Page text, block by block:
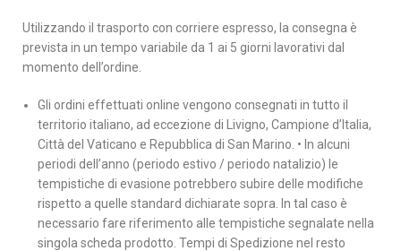
Utilizzando il trasporto con corriere espresso, la consegna è
prevista in un tempo variabile da 1 ai 5 giorni lavorativi dal
momento dell’ordine.
Gli ordini effettuati online vengono consegnati in tutto il
territorio italiano, ad eccezione di Livigno, Campione d’Italia,
Città del Vaticano e Repubblica di San Marino. • In alcuni
periodi dell’anno (periodo estivo / periodo natalizio) le
tempistiche di evasione potrebbero subire delle modifiche
rispetto a quelle standard dichiarate sopra. In tal caso è
necessario fare riferimento alle tempistiche segnalate nella
singola scheda prodotto. Tempi di Spedizione nel resto